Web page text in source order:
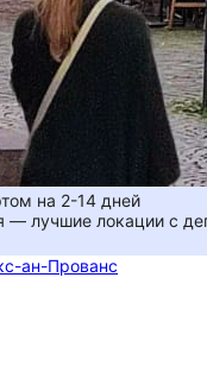
на 2-14 дней
лучшие локации с